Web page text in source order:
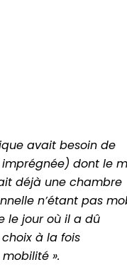
avait besoin de
dont le
déjà une chambre
n’étant pas
le jour où il a dû
à la fois
».